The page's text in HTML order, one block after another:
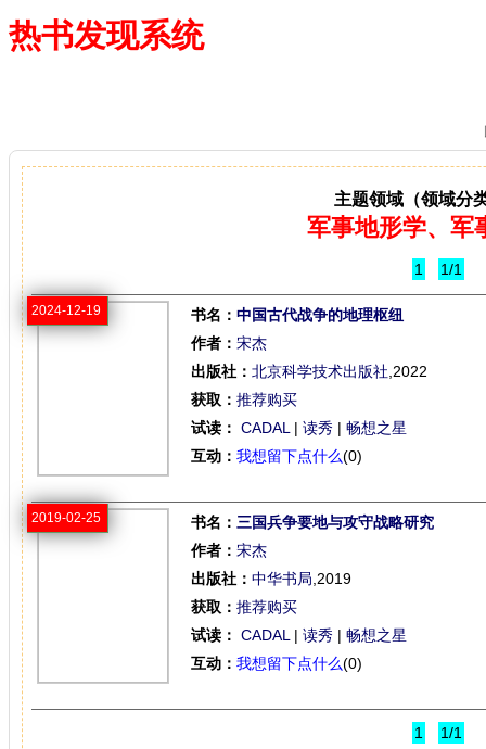
热书发现系统
主题领域（领域分
军事地形学、军
1 1/1
2024-12-19 书名： 中国古代战争的地理枢纽
作者： 宋杰
出版社： 北京科学技术出版社 ,2022
获取： 推荐购买
试读： CADAL | 读秀 | 畅想之星
互动： 我想留下点什么(0)
2019-02-25 书名： 三国兵争要地与攻守战略研究
作者： 宋杰
出版社： 中华书局 ,2019
获取： 推荐购买
试读： CADAL | 读秀 | 畅想之星
互动： 我想留下点什么(0)
1 1/1